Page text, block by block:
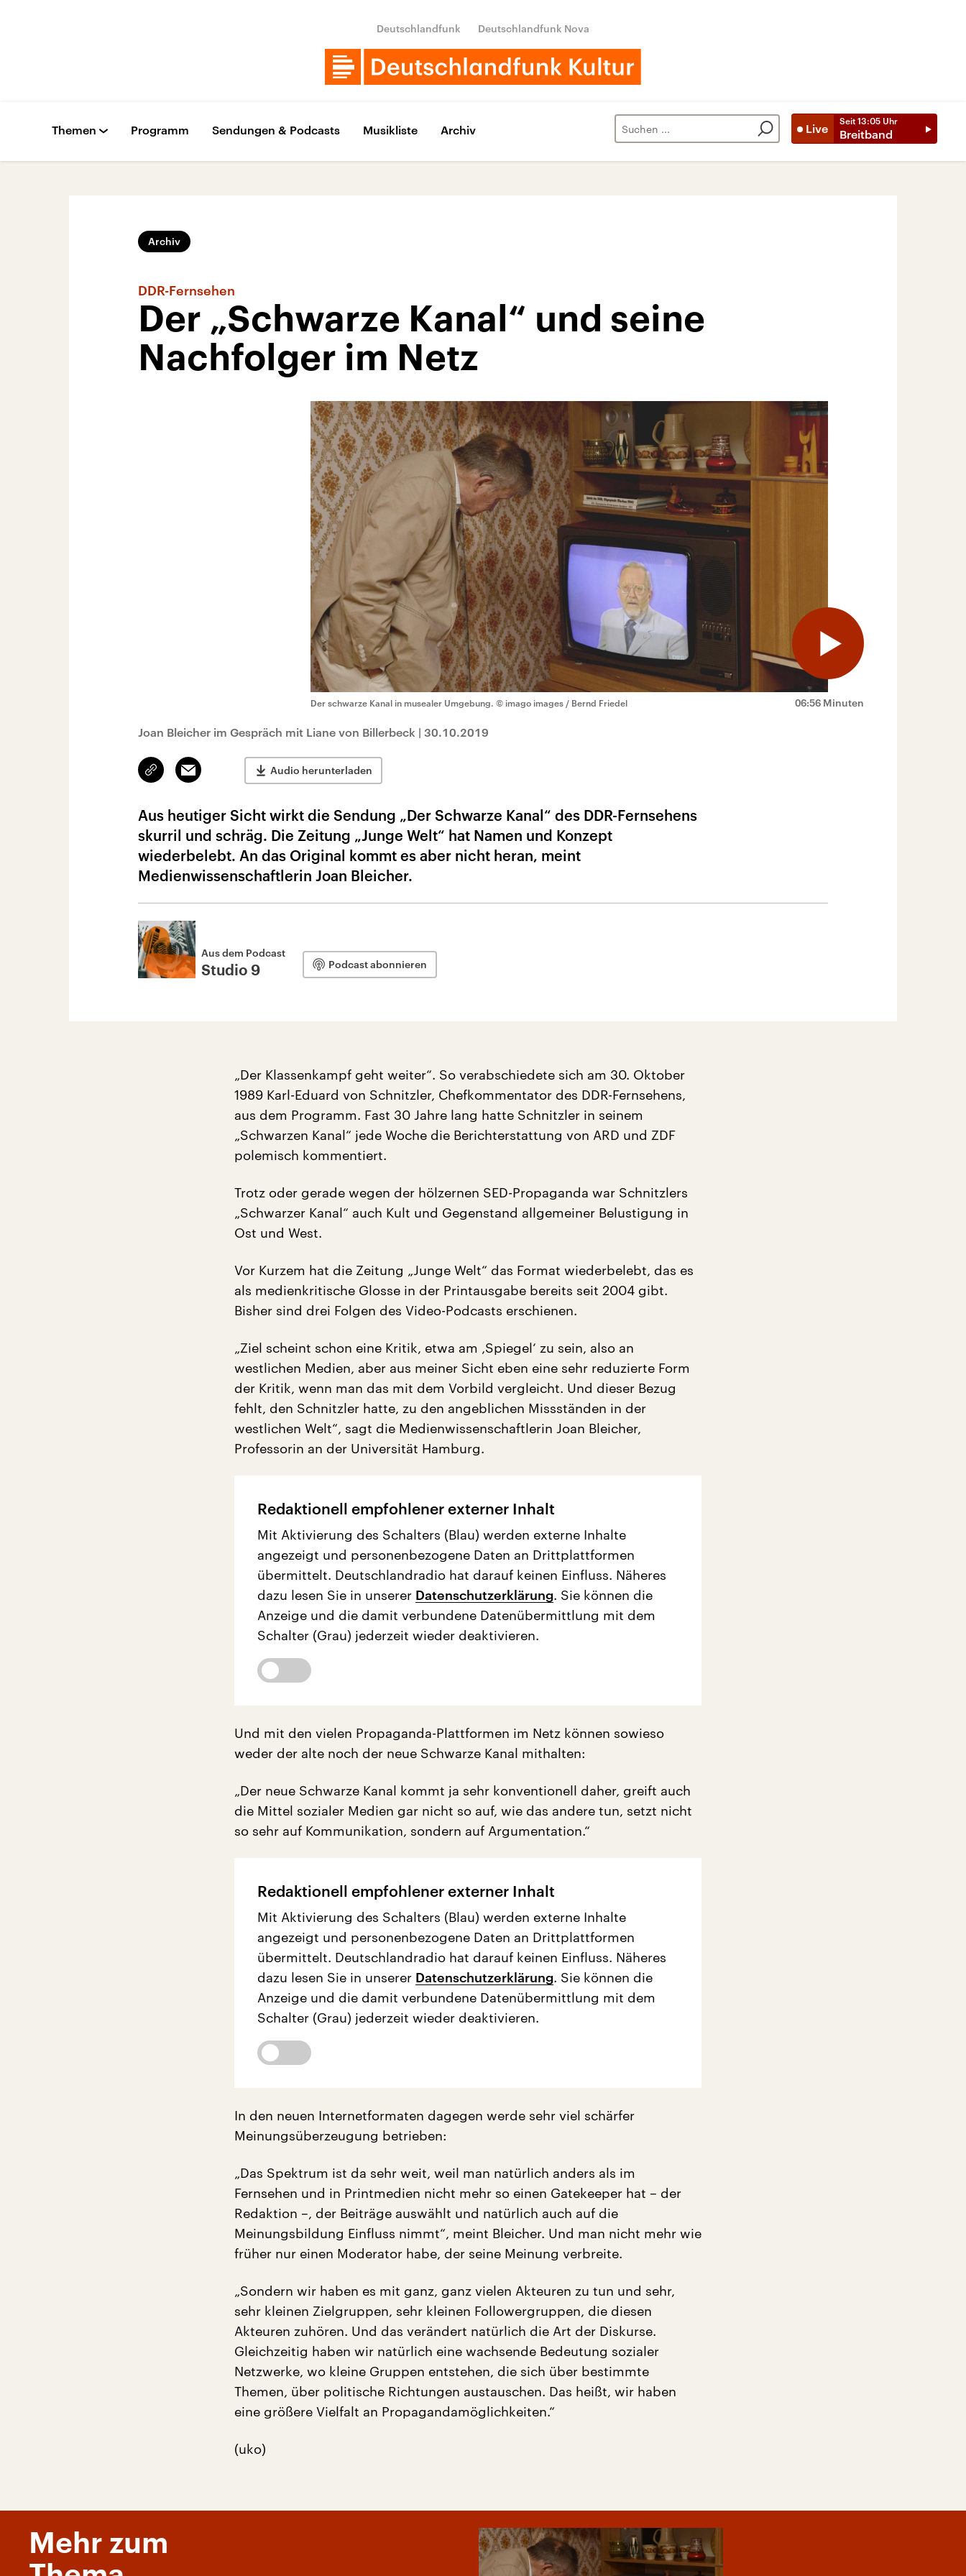
Deutschlandfunk Deutschlandfunk Nova
Live
Seit 13:05 Uhr
Breitband
Themen Programm Sendungen & Podcasts Musikliste Archiv
Archiv
DDR-Fernsehen
Der „Schwarze Kanal“ und seine
Nachfolger im Netz
06:56 Minuten
Der schwarze Kanal in musealer Umgebung. © imago images / Bernd Friedel
Joan Bleicher im Gespräch mit Liane von Billerbeck | 30.10.2019
Link
kopieren/teilen
Email Audio herunterladen
Aus heutiger Sicht wirkt die Sendung „Der Schwarze Kanal“ des DDR-Fernsehens
skurril und schräg. Die Zeitung „Junge Welt“ hat Namen und Konzept
wiederbelebt. An das Original kommt es aber nicht heran, meint
Medienwissenschaftlerin Joan Bleicher.
Aus dem Podcast
Studio 9 Podcast abonnieren
„Der Klassenkampf geht weiter“. So verabschiedete sich am 30. Oktober
1989 Karl-Eduard von Schnitzler, Chefkommentator des DDR-Fernsehens,
aus dem Programm. Fast 30 Jahre lang hatte Schnitzler in seinem
„Schwarzen Kanal“ jede Woche die Berichterstattung von ARD und ZDF
polemisch kommentiert.
Trotz oder gerade wegen der hölzernen SED-Propaganda war Schnitzlers
„Schwarzer Kanal“ auch Kult und Gegenstand allgemeiner Belustigung in
Ost und West.
Vor Kurzem hat die Zeitung „Junge Welt“ das Format wiederbelebt, das es
als medienkritische Glosse in der Printausgabe bereits seit 2004 gibt.
Bisher sind drei Folgen des Video-Podcasts erschienen.
„Ziel scheint schon eine Kritik, etwa am ‚Spiegel‘ zu sein, also an
westlichen Medien, aber aus meiner Sicht eben eine sehr reduzierte Form
der Kritik, wenn man das mit dem Vorbild vergleicht. Und dieser Bezug
fehlt, den Schnitzler hatte, zu den angeblichen Missständen in der
westlichen Welt“, sagt die Medienwissenschaftlerin Joan Bleicher,
Professorin an der Universität Hamburg.
Redaktionell empfohlener externer Inhalt
Mit Aktivierung des Schalters (Blau) werden externe Inhalte
angezeigt und personenbezogene Daten an Drittplattformen
übermittelt. Deutschlandradio hat darauf keinen Einfluss. Näheres
dazu lesen Sie in unserer Datenschutzerklärung. Sie können die
Anzeige und die damit verbundene Datenübermittlung mit dem
Schalter (Grau) jederzeit wieder deaktivieren.
Und mit den vielen Propaganda-Plattformen im Netz können sowieso
weder der alte noch der neue Schwarze Kanal mithalten:
„Der neue Schwarze Kanal kommt ja sehr konventionell daher, greift auch
die Mittel sozialer Medien gar nicht so auf, wie das andere tun, setzt nicht
so sehr auf Kommunikation, sondern auf Argumentation.“
Redaktionell empfohlener externer Inhalt
Mit Aktivierung des Schalters (Blau) werden externe Inhalte
angezeigt und personenbezogene Daten an Drittplattformen
übermittelt. Deutschlandradio hat darauf keinen Einfluss. Näheres
dazu lesen Sie in unserer Datenschutzerklärung. Sie können die
Anzeige und die damit verbundene Datenübermittlung mit dem
Schalter (Grau) jederzeit wieder deaktivieren.
In den neuen Internetformaten dagegen werde sehr viel schärfer
Meinungsüberzeugung betrieben:
„Das Spektrum ist da sehr weit, weil man natürlich anders als im
Fernsehen und in Printmedien nicht mehr so einen Gatekeeper hat – der
Redaktion –, der Beiträge auswählt und natürlich auch auf die
Meinungsbildung Einfluss nimmt“, meint Bleicher. Und man nicht mehr wie
früher nur einen Moderator habe, der seine Meinung verbreite.
„Sondern wir haben es mit ganz, ganz vielen Akteuren zu tun und sehr,
sehr kleinen Zielgruppen, sehr kleinen Followergruppen, die diesen
Akteuren zuhören. Und das verändert natürlich die Art der Diskurse.
Gleichzeitig haben wir natürlich eine wachsende Bedeutung sozialer
Netzwerke, wo kleine Gruppen entstehen, die sich über bestimmte
Themen, über politische Richtungen austauschen. Das heißt, wir haben
eine größere Vielfalt an Propagandamöglichkeiten.“
(uko)
Mehr zum